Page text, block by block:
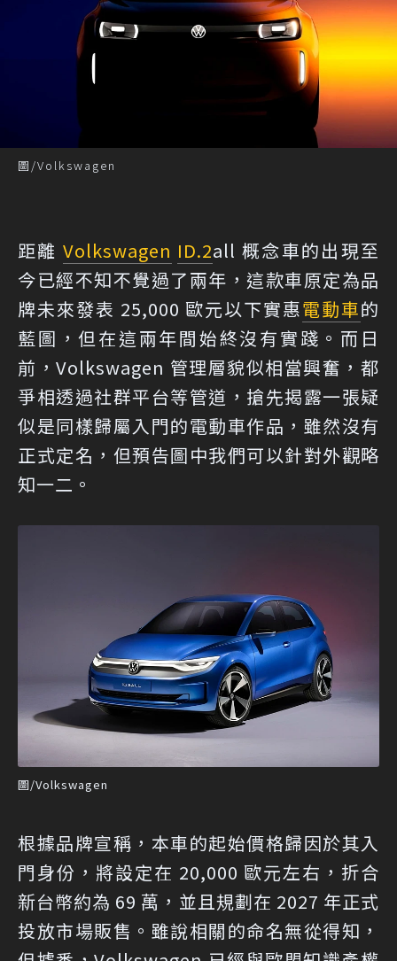
圖/Volkswagen
距離Volkswagen ID.2all 概念車的出現至
今已經不知不覺過了兩年，這款車原定為品
牌未來發表 25,000 歐元以下實惠電動車的
藍圖，但在這兩年間始終沒有實踐。而日
前，Volkswagen 管理層貌似相當興奮，都
爭相透過社群平台等管道，搶先揭露一張疑
似是同樣歸屬入門的電動車作品，雖然沒有
正式定名，但預告圖中我們可以針對外觀略
知一二。
圖/Volkswagen
根據品牌宣稱，本車的起始價格歸因於其入
門身份，將設定在 20,000 歐元左右，折合
新台幣約為 69 萬，並且規劃在 2027 年正式
投放市場販售。雖說相關的命名無從得知，